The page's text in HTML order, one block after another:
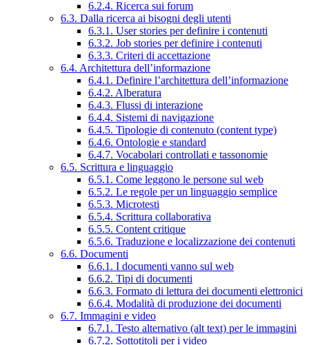
6.2.4. Ricerca sui forum
6.3. Dalla ricerca ai bisogni degli utenti
6.3.1. User stories per definire i contenuti
6.3.2. Job stories per definire i contenuti
6.3.3. Criteri di accettazione
6.4. Architettura dell’informazione
6.4.1. Definire l’architettura dell’informazione
6.4.2. Alberatura
6.4.3. Flussi di interazione
6.4.4. Sistemi di navigazione
6.4.5. Tipologie di contenuto (content type)
6.4.6. Ontologie e standard
6.4.7. Vocabolari controllati e tassonomie
6.5. Scrittura e linguaggio
6.5.1. Come leggono le persone sul web
6.5.2. Le regole per un linguaggio semplice
6.5.3. Microtesti
6.5.4. Scrittura collaborativa
6.5.5. Content critique
6.5.6. Traduzione e localizzazione dei contenuti
6.6. Documenti
6.6.1. I documenti vanno sul web
6.6.2. Tipi di documenti
6.6.3. Formato di lettura dei documenti elettronici
6.6.4. Modalità di produzione dei documenti
6.7. Immagini e video
6.7.1. Testo alternativo (alt text) per le immagini
6.7.2. Sottotitoli per i video